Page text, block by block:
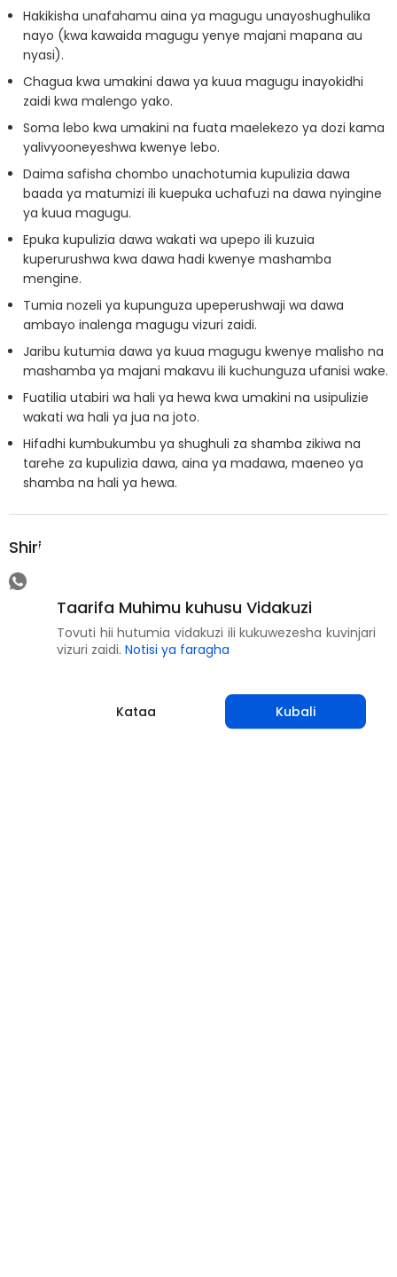
Hakikisha unafahamu aina ya magugu unayoshughulika
nayo (kwa kawaida magugu yenye majani mapana au
nyasi).
Chagua kwa umakini dawa ya kuua magugu inayokidhi
zaidi kwa malengo yako.
Soma lebo kwa umakini na fuata maelekezo ya dozi kama
yalivyooneyeshwa kwenye lebo.
Daima safisha chombo unachotumia kupulizia dawa
baada ya matumizi ili kuepuka uchafuzi na dawa nyingine
ya kuua magugu.
Epuka kupulizia dawa wakati wa upepo ili kuzuia
kuperurushwa kwa dawa hadi kwenye mashamba
mengine.
Tumia nozeli ya kupunguza upeperushwaji wa dawa
ambayo inalenga magugu vizuri zaidi.
Jaribu kutumia dawa ya kuua magugu kwenye malisho na
mashamba ya majani makavu ili kuchunguza ufanisi wake.
Fuatilia utabiri wa hali ya hewa kwa umakini na usipulizie
wakati wa hali ya jua na joto.
Hifadhi kumbukumbu ya shughuli za shamba zikiwa na
tarehe za kupulizia dawa, aina ya madawa, maeneo ya
shamba na hali ya hewa.
Shirikisha
Taarifa Muhimu kuhusu Vidakuzi
Tovuti hii hutumia vidakuzi ili kukuwezesha kuvinjari
vizuri zaidi. Notisi ya faragha
Kataa Kubali